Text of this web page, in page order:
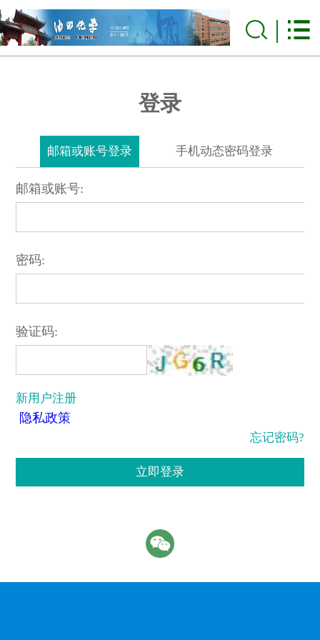
登录
邮箱或账号登录 手机动态密码登录
邮箱或账号:
密码:
验证码:
新用户注册
隐私政策
忘记密码?
立即登录